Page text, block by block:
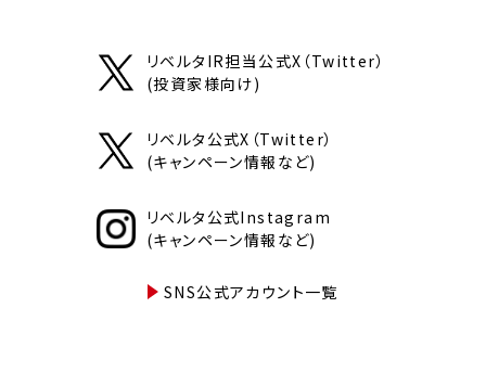
リベルタIR担当公式X（Twitter）
(投資家様向け)
リベルタ公式X（Twitter）
(キャンペーン情報など)
リベルタ公式Instagram
(キャンペーン情報など)
SNS公式アカウント一覧